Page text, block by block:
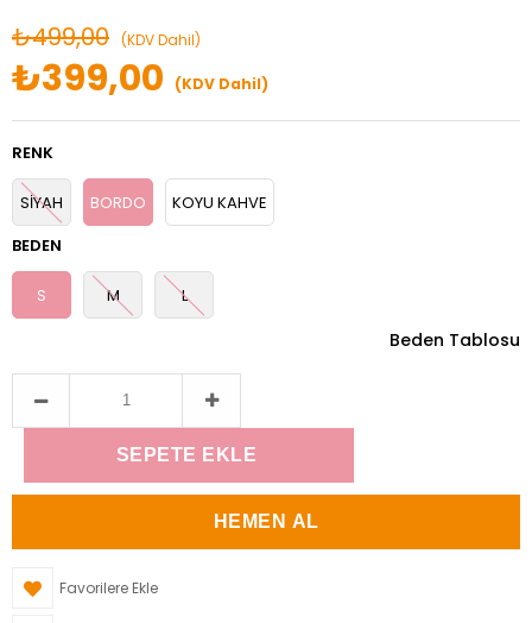
₺499,00 (KDV Dahil)
₺399,00 (KDV Dahil)
RENK
SİYAH BORDO
KOYU KAHVE
BEDEN
S M L
Beden Tablosu
Favorilere Ekle